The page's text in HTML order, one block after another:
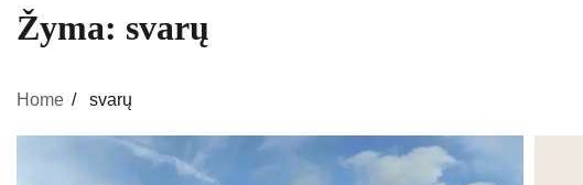
Žyma: svarų
Home svarų